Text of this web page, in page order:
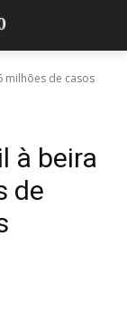
milhões de casos
à beira
de